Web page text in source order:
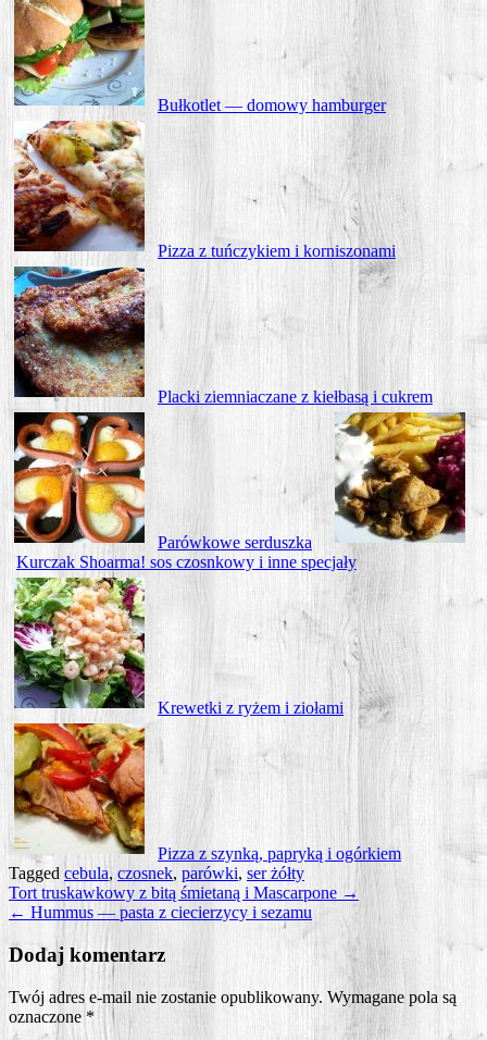
Buł­ko­tlet — domo­wy hamburger
Piz­za z tuń­czy­kiem i korniszonami
Plac­ki ziem­nia­cza­ne z kieł­ba­są i cukrem
Parów­ko­we serduszka
Kur­czak Sho­ar­ma! sos czosn­ko­wy i inne specjały
Kre­wet­ki z ryżem i ziołami
Piz­za z szyn­ką, papry­ką i ogórkiem
Tagged cebula, czosnek, parówki, ser żółty
Nawigacja
wpisu
Tort truskawkowy z bitą śmietaną i Mascarpone →
← Hummus — pasta z ciecierzycy i sezamu
Dodaj komentarz
Twój adres e-mail nie zostanie opublikowany. Wymagane pola są
oznaczone *